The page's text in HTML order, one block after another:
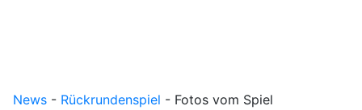
News - Rückrundenspiel - Fotos vom Spiel